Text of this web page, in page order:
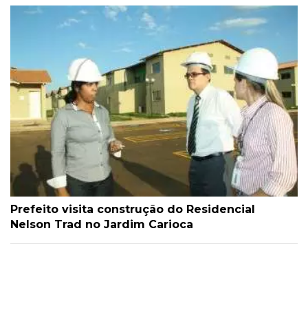
Prefeito visita construção do Residencial
Nelson Trad no Jardim Carioca